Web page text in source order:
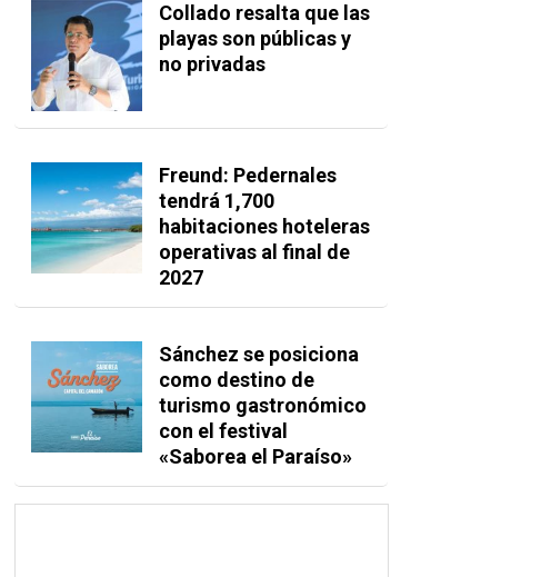
Collado resalta que las
playas son públicas y
no privadas
Freund: Pedernales
tendrá 1,700
habitaciones hoteleras
operativas al final de
2027
Sánchez se posiciona
como destino de
turismo gastronómico
con el festival
«Saborea el Paraíso»